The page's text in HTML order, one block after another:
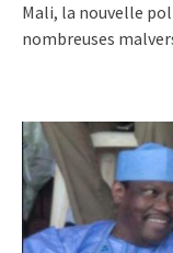
Mali, la nouvelle
nombreuses